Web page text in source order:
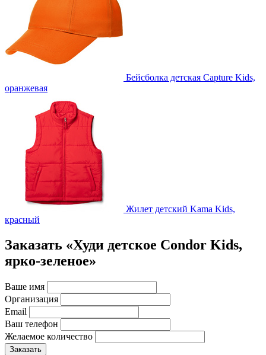
Бейсболка детская Capture Kids,
оранжевая
Жилет детский Kama Kids,
красный
Заказать «Худи детское Condor Kids,
ярко-зеленое»
Ваше имя
Организация
Email
Ваш телефон
Желаемое количество
Заказать